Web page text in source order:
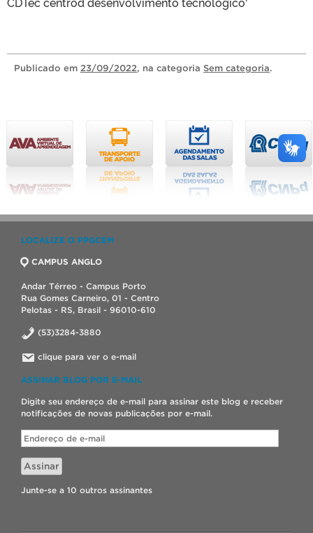
Publicado em 23/09/2022, na categoria Sem categoria.
LOCALIZE O PPGCEM
CAMPUS ANGLO
Andar Térreo - Campus Porto
Rua Gomes Carneiro, 01 - Centro
Pelotas - RS, Brasil - 96010-610
(53)3284-3880
clique para ver o e-mail
ASSINAR BLOG POR E-MAIL
Digite seu endereço de e-mail para assinar este blog e receber
notificações de novas publicações por e-mail.
Endereço
de
e-
mail
Assinar
Junte-se a 10 outros assinantes